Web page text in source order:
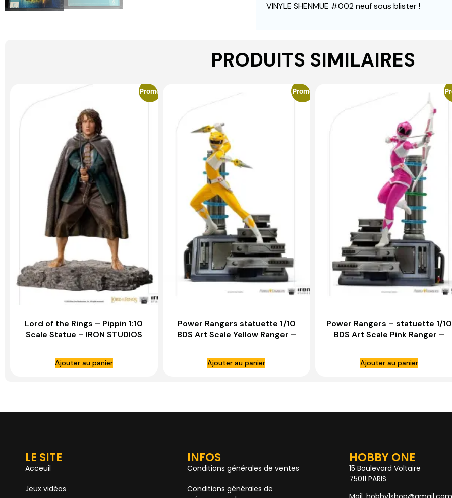
VINYLE SHENMUE #002 neuf sous blister !
PRODUITS SIMILAIRES
Promo
Lord of the Rings – Pippin 1:10
Scale Statue – IRON STUDIOS
Ajouter au panier
Promo
Power Rangers statuette 1/10
BDS Art Scale Yellow Ranger –
Ajouter au panier
Power Rangers – statuette 1/10
BDS Art Scale Pink Ranger –
Ajouter au panier
LE SITE
Acceuil
Jeux vidéos
INFOS
Conditions générales de ventes
Conditions générales de
HOBBY ONE
15 Boulevard Voltaire
75011 PARIS